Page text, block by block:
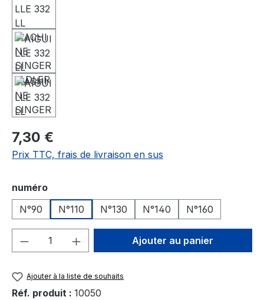
7,30 €
Prix TTC, frais de livraison en sus
Sélectionnez
numéro
N°90
N°110 N°130 N°140 N°160
Quantité de produit : Entrez la
Ajouter au panier
Ajouter à la liste de souhaits
Réf. produit : 10050